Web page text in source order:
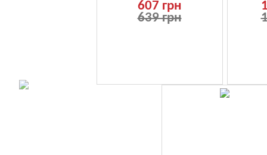
607 грн
639 грн